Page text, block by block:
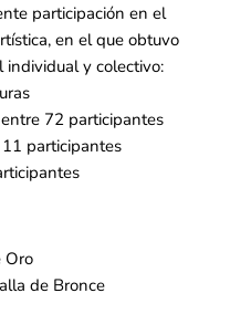
participación en el
en el que obtuvo
individual y colectivo:
72 participantes
11 participantes
Oro
de Bronce